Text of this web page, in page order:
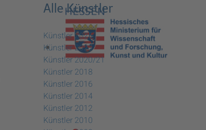
Alle Künstler
Künstler 2025
Künstler 2023
Künstler 2020/21
Künstler 2018
Künstler 2016
Künstler 2014
Künstler 2012
Künstler 2010